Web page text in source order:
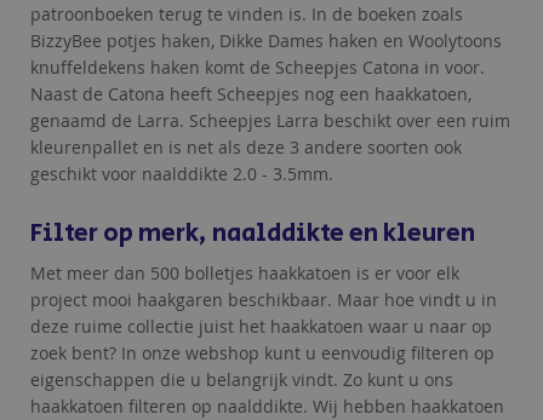
patroonboeken terug te vinden is. In de boeken zoals
BizzyBee potjes haken, Dikke Dames haken en Woolytoons
knuffeldekens haken komt de Scheepjes Catona in voor.
Naast de Catona heeft Scheepjes nog een haakkatoen,
genaamd de Larra. Scheepjes Larra beschikt over een ruim
kleurenpallet en is net als deze 3 andere soorten ook
geschikt voor naalddikte 2.0 - 3.5mm.
Filter op merk, naalddikte en kleuren
Met meer dan 500 bolletjes haakkatoen is er voor elk
project mooi haakgaren beschikbaar. Maar hoe vindt u in
deze ruime collectie juist het haakkatoen waar u naar op
zoek bent? In onze webshop kunt u eenvoudig filteren op
eigenschappen die u belangrijk vindt. Zo kunt u ons
haakkatoen filteren op naalddikte. Wij hebben haakkatoen